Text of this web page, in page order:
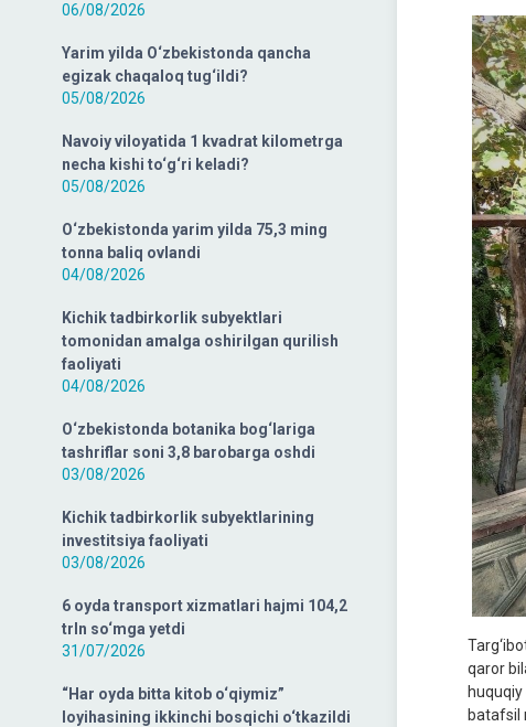
06/08/2026
Yarim yilda O‘zbekistonda qancha
egizak chaqaloq tug‘ildi?
05/08/2026
Navoiy viloyatida 1 kvadrat kilometrga
necha kishi to‘g‘ri keladi?
05/08/2026
O‘zbekistonda yarim yilda 75,3 ming
tonna baliq ovlandi
04/08/2026
Kichik tadbirkorlik subyektlari
tomonidan amalga oshirilgan qurilish
faoliyati
04/08/2026
O‘zbekistonda botanika bog‘lariga
tashriflar soni 3,8 barobarga oshdi
03/08/2026
Kichik tadbirkorlik subyektlarining
investitsiya faoliyati
03/08/2026
6 oyda transport xizmatlari hajmi 104,2
trln so‘mga yetdi
31/07/2026
“Har oyda bitta kitob o‘qiymiz”
loyihasining ikkinchi bosqichi o‘tkazildi
qaror
batafsil